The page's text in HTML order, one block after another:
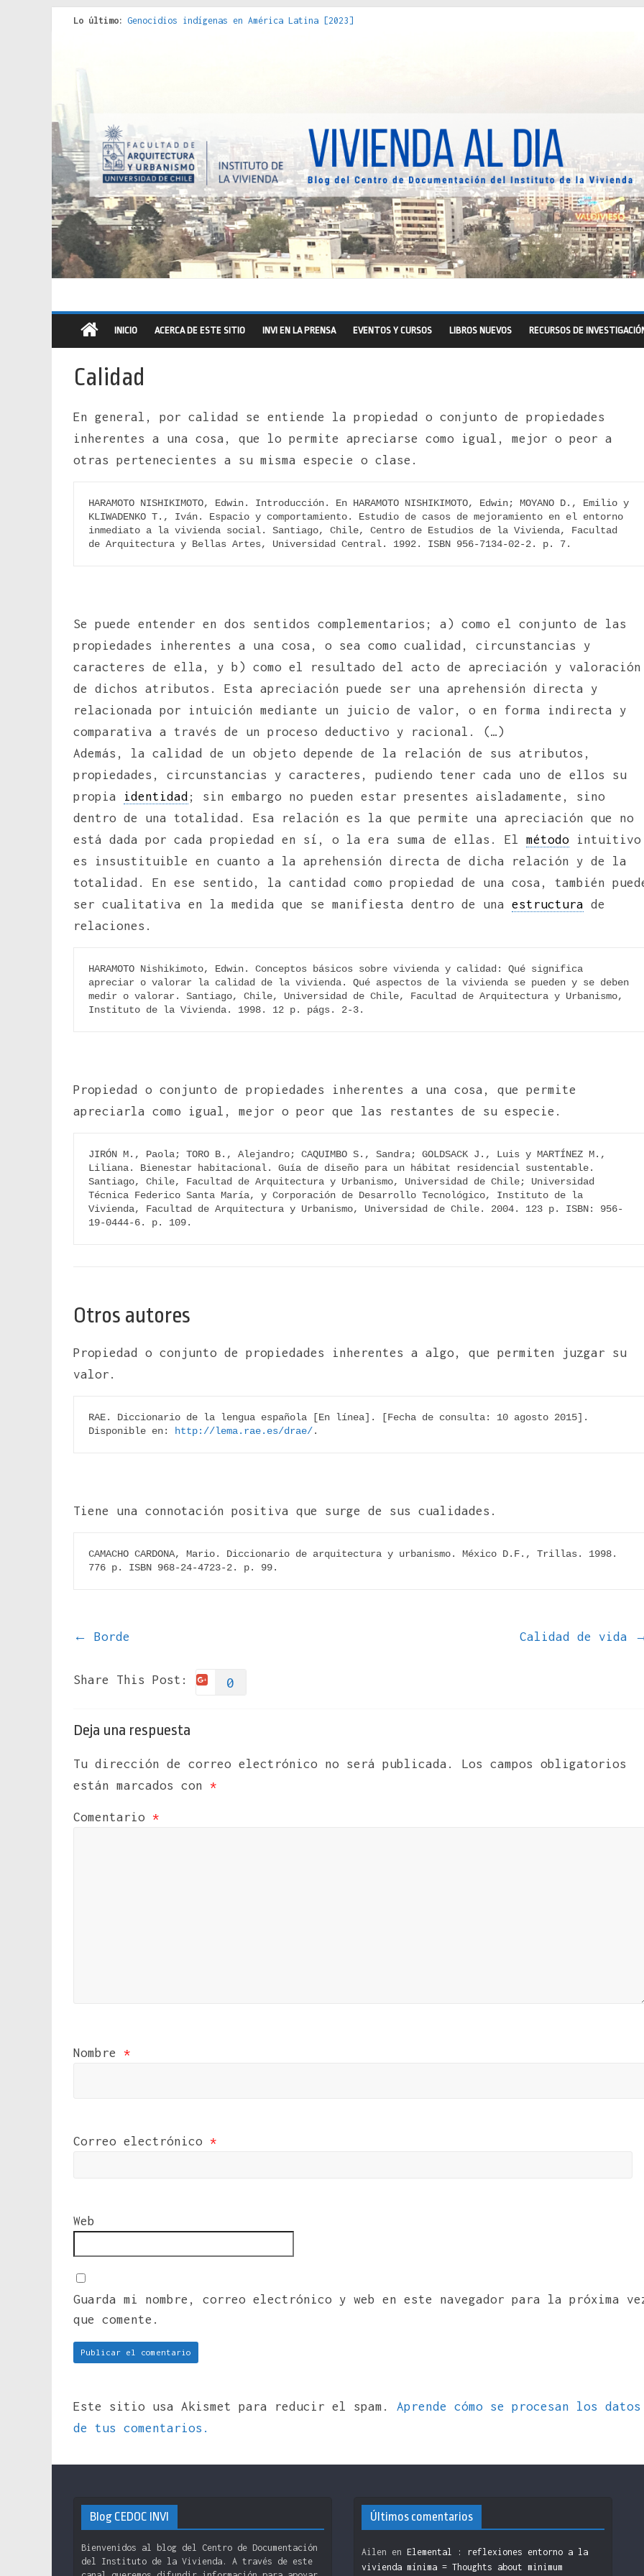
Lo último: Genocidios indígenas en América Latina [2023]
INICIO ACERCA DE ESTE SITIO INVI EN LA PRENSA EVENTOS Y CURSOS LIBROS NUEVOS RECURSOS DE
Calidad
En general, por calidad se entiende la propiedad o conjunto de propiedades
inherentes a una cosa, que lo permite apreciarse como igual, mejor o peor a
otras pertenecientes a su misma especie o clase.
HARAMOTO NISHIKIMOTO, Edwin. Introducción. En HARAMOTO NISHIKIMOTO, Edwin; MOYANO D., Emilio y
KLIWADENKO T., Iván. Espacio y comportamiento. Estudio de casos de mejoramiento en el entorno
inmediato a la vivienda social. Santiago, Chile, Centro de Estudios de la Vivienda, Facultad
de Arquitectura y Bellas Artes, Universidad Central. 1992. ISBN 956-7134-02-2. p. 7.
Se puede entender en dos sentidos complementarios; a) como el conjunto de las
propiedades inherentes a una cosa, o sea como cualidad, circunstancias y
caracteres de ella, y b) como el resultado del acto de apreciación y valoración
de dichos atributos. Esta apreciación puede ser una aprehensión directa y
relacionada por intuición mediante un juicio de valor, o en forma indirecta y
comparativa a través de un proceso deductivo y racional. (…)
Además, la calidad de un objeto depende de la relación de sus atributos,
propiedades, circunstancias y caracteres, pudiendo tener cada uno de ellos su
propia identidad ; sin embargo no pueden estar presentes aisladamente, sino
dentro de una totalidad. Esa relación es la que permite una apreciación que no
está dada por cada propiedad en sí, o la era suma de ellas. El método intuitivo
es insustituible en cuanto a la aprehensión directa de dicha relación y de la
totalidad. En ese sentido, la cantidad como propiedad de una cosa, también
ser cualitativa en la medida que se manifiesta dentro de una estructura de
relaciones.
HARAMOTO Nishikimoto, Edwin. Conceptos básicos sobre vivienda y calidad: Qué significa
apreciar o valorar la calidad de la vivienda. Qué aspectos de la vivienda se pueden y se deben
medir o valorar. Santiago, Chile, Universidad de Chile, Facultad de Arquitectura y Urbanismo,
Instituto de la Vivienda. 1998. 12 p. págs. 2-3.
Propiedad o conjunto de propiedades inherentes a una cosa, que permite
apreciarla como igual, mejor o peor que las restantes de su especie.
JIRÓN M., Paola; TORO B., Alejandro; CAQUIMBO S., Sandra; GOLDSACK J., Luis y MARTÍNEZ M.,
Liliana. Bienestar habitacional. Guía de diseño para un hábitat residencial sustentable.
Santiago, Chile, Facultad de Arquitectura y Urbanismo, Universidad de Chile; Universidad
Técnica Federico Santa María, y Corporación de Desarrollo Tecnológico, Instituto de la
Vivienda, Facultad de Arquitectura y Urbanismo, Universidad de Chile. 2004. 123 p. ISBN: 956-
19-0444-6. p. 109.
Otros autores
Propiedad o conjunto de propiedades inherentes a algo, que permiten juzgar su
valor.
RAE. Diccionario de la lengua española [En línea]. [Fecha de consulta: 10 agosto 2015].
Disponible en:
http://lema.rae.es/drae/.
Tiene una connotación positiva que surge de sus cualidades.
CAMACHO CARDONA, Mario. Diccionario de arquitectura y urbanismo. México D.F., Trillas. 1998.
776 p. ISBN 968-24-4723-2. p. 99.
← Borde Calidad de vida
Share This Post: 0
Deja una respuesta
Tu dirección de correo electrónico no será publicada.
Los campos obligatorios
están marcados con *
Comentario *
Nombre *
Correo electrónico *
Web
Guarda mi nombre, correo electrónico y web en este navegador para la próxima
que comente.
Este sitio usa Akismet para reducir el spam. Aprende cómo se procesan los datos
de tus comentarios.
Blog CEDOC INVI
Bienvenidos al blog del Centro de Documentación
del Instituto de la Vivienda. A través de este
Últimos comentarios
Ailen en Elemental : reflexiones entorno a la
vivienda mínima = Thoughts about minimum